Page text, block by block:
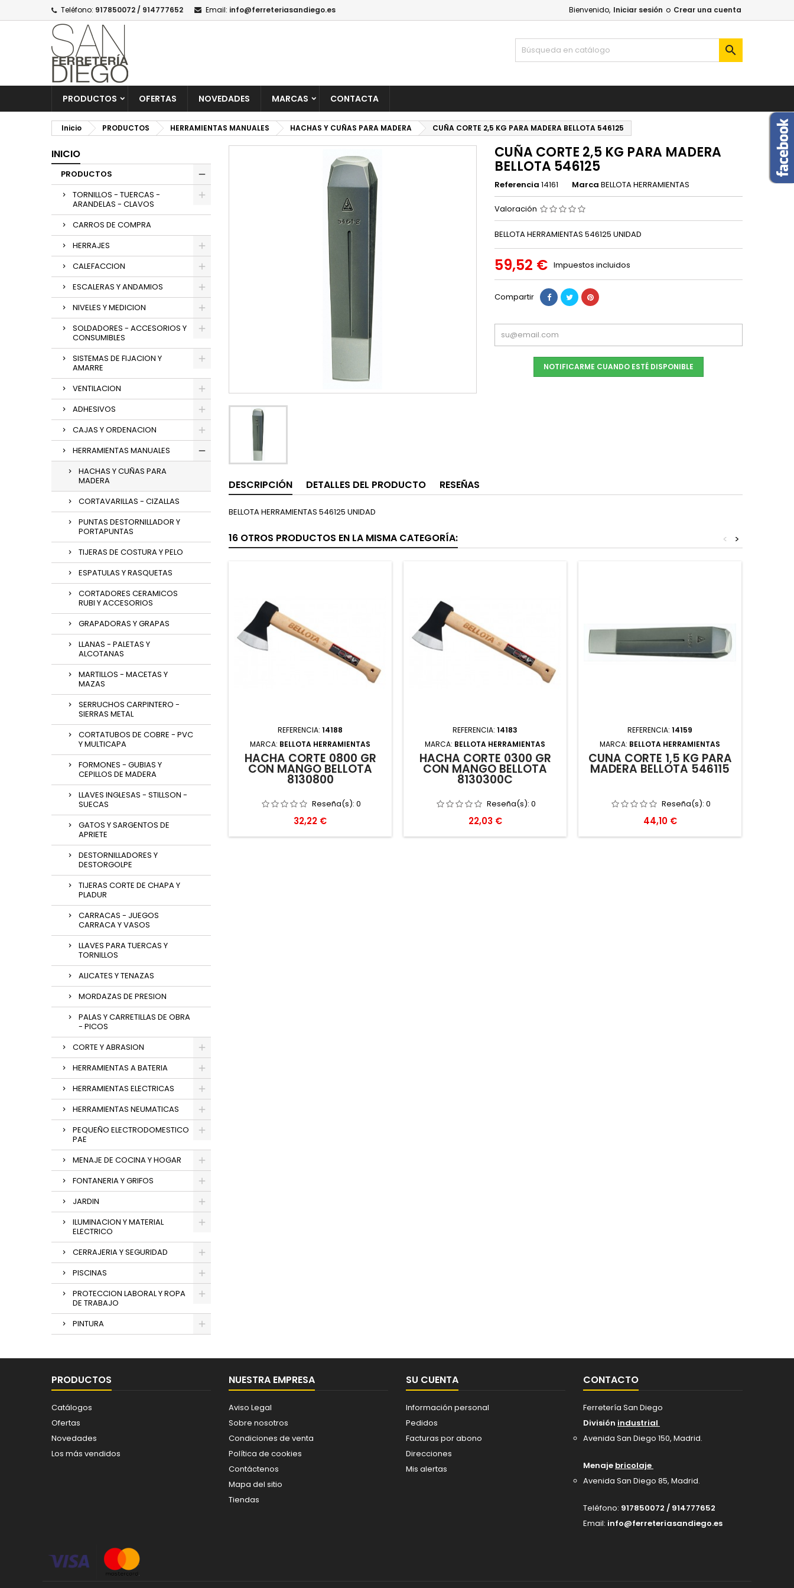
Teléfono: 917850072 / 914777652 Email: info@ferreteriasandiego.es Bienvenido, Iniciar sesión o Crear una cuenta

PRODUCTOS OFERTAS NOVEDADES MARCAS CONTACTA
Inicio PRODUCTOS HERRAMIENTAS MANUALES HACHAS Y CUÑAS PARA MADERA CUÑA CORTE 2,5 KG PARA MADERA BELLOTA 546125
INICIO
PRODUCTOS
TORNILLOS - TUERCAS -
ARANDELAS - CLAVOS
CARROS DE COMPRA
HERRAJES
CALEFACCION
ESCALERAS Y ANDAMIOS
NIVELES Y MEDICION
SOLDADORES - ACCESORIOS Y
CONSUMIBLES
SISTEMAS DE FIJACION Y
AMARRE
VENTILACION
ADHESIVOS
CAJAS Y ORDENACION
HERRAMIENTAS MANUALES
HACHAS Y CUÑAS PARA
MADERA
CORTAVARILLAS - CIZALLAS
PUNTAS DESTORNILLADOR Y
PORTAPUNTAS
TIJERAS DE COSTURA Y PELO
ESPATULAS Y RASQUETAS
CORTADORES CERAMICOS
RUBI Y ACCESORIOS
GRAPADORAS Y GRAPAS
LLANAS - PALETAS Y
ALCOTANAS
MARTILLOS - MACETAS Y
MAZAS
SERRUCHOS CARPINTERO -
SIERRAS METAL
CORTATUBOS DE COBRE - PVC
Y MULTICAPA
FORMONES - GUBIAS Y
CEPILLOS DE MADERA
LLAVES INGLESAS - STILLSON -
SUECAS
GATOS Y SARGENTOS DE
APRIETE
DESTORNILLADORES Y
DESTORGOLPE
TIJERAS CORTE DE CHAPA Y
PLADUR
CARRACAS - JUEGOS
CARRACA Y VASOS
LLAVES PARA TUERCAS Y
TORNILLOS
ALICATES Y TENAZAS
MORDAZAS DE PRESION
PALAS Y CARRETILLAS DE OBRA
- PICOS
CORTE Y ABRASION
HERRAMIENTAS A BATERIA
HERRAMIENTAS ELECTRICAS
HERRAMIENTAS NEUMATICAS
PEQUEÑO ELECTRODOMESTICO
PAE
MENAJE DE COCINA Y HOGAR
FONTANERIA Y GRIFOS
JARDIN
ILUMINACION Y MATERIAL
ELECTRICO
CERRAJERIA Y SEGURIDAD
PISCINAS
PROTECCION LABORAL Y ROPA
DE TRABAJO
PINTURA
CUÑA CORTE 2,5 KG PARA MADERA
BELLOTA 546125
Referencia 14161 Marca BELLOTA HERRAMIENTAS
Valoración
BELLOTA HERRAMIENTAS 546125 UNIDAD
59,52 € Impuestos incluidos
Compartir
NOTIFICARME CUANDO ESTÉ DISPONIBLE
DESCRIPCIÓN DETALLES DEL PRODUCTO RESEÑAS
BELLOTA HERRAMIENTAS 546125 UNIDAD
16 OTROS PRODUCTOS EN LA MISMA CATEGORÍA: >
<
REFERENCIA: 14188
MARCA: BELLOTA HERRAMIENTAS
HACHA CORTE 0800 GR
CON MANGO BELLOTA
8130800
Reseña(s): 0
Precio
32,22 €
REFERENCIA: 14183
MARCA: BELLOTA HERRAMIENTAS
HACHA CORTE 0300 GR
CON MANGO BELLOTA
8130300C
Reseña(s): 0
Precio
22,03 €
REFERENCIA: 14159
MARCA: BELLOTA HERRAMIENTAS
CUÑA CORTE 1,5 KG PARA
MADERA BELLOTA 546115
Reseña(s): 0
Precio
44,10 €
PRODUCTOS
Catálogos
Ofertas
Novedades
Los más vendidos
NUESTRA EMPRESA
Aviso Legal
Sobre nosotros
Condiciones de venta
Política de cookies
Contáctenos
Mapa del sitio
Tiendas
SU CUENTA
Información personal
Pedidos
Facturas por abono
Direcciones
Mis alertas
CONTACTO
Ferretería San Diego
División industrial
Avenida San Diego 150, Madrid.
Menaje bricolaje
Avenida San Diego 85, Madrid.
Teléfono: 917850072 / 914777652
Email: info@ferreteriasandiego.es